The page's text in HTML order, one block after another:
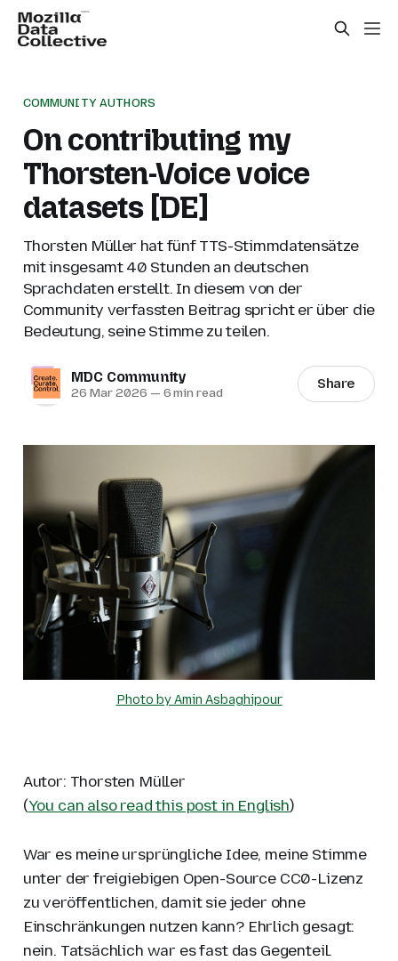
COMMUNITY AUTHORS
On contributing my
Thorsten-Voice voice
datasets [DE]
Thorsten Müller hat fünf TTS-Stimmdatensätze
mit insgesamt 40 Stunden an deutschen
Sprachdaten erstellt. In diesem von der
Community verfassten Beitrag spricht er über die
Bedeutung, seine Stimme zu teilen.
MDC Community
26 Mar 2026 — 6 min read
Share
Photo by Amin Asbaghipour
Autor: Thorsten Müller
(You can also read this post in English)
War es meine ursprüngliche Idee, meine Stimme
unter der freigiebigen Open-Source CC0-Lizenz
zu veröffentlichen, damit sie jeder ohne
Einschränkungen nutzen kann? Ehrlich gesagt:
nein. Tatsächlich war es fast das Gegenteil.